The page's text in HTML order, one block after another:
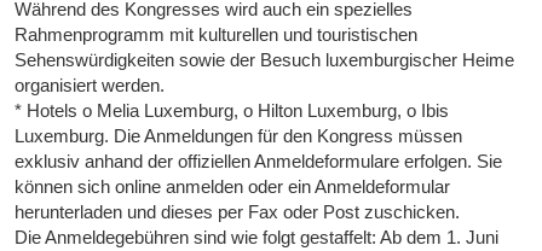
Während des Kongresses wird auch ein spezielles
Rahmenprogramm mit kulturellen und touristischen
Sehenswürdigkeiten sowie der Besuch luxemburgischer Heime
organisiert werden.
* Hotels o Melia Luxemburg, o Hilton Luxemburg, o Ibis
Luxemburg. Die Anmeldungen für den Kongress müssen
exklusiv anhand der offiziellen Anmeldeformulare erfolgen. Sie
können sich online anmelden oder ein Anmeldeformular
herunterladen und dieses per Fax oder Post zuschicken.
Die Anmeldegebühren sind wie folgt gestaffelt: Ab dem 1. Juni